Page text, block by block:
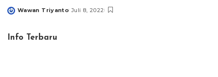
Posted
Wawan Triyanto Juli 8, 2022
Info Terbaru